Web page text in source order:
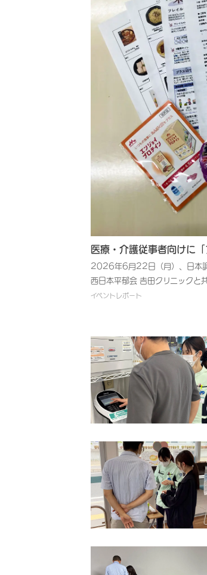
医療・介護従事者向けに
2026年6月22日（月）、日本調
西日本平郁会 𠮷田クリニックと
践ガイド」を開催いたしました
活躍されているケアマネジャー
1部では、在宅医療に積極的に取
をテーマにご講義いただきまし
やすい知識を、クイズや栄養補
筋肉量が減少する「サルコペニ
ぱく質の吸収を高める工夫や、
た、経済的な理由でたんぱく質
「実際に自分で食べてみること
勉強会をアットホームな座談会
者が顔の見える関係性を深める
地域の皆さまへお薬や健康管理
年6月22日（月）午後5時～午後
ク、日本調剤株式会社参加薬局
イベントレポート